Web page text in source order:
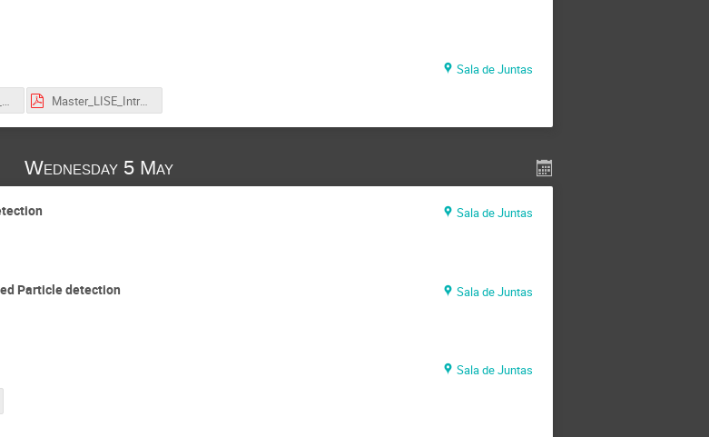
Sala de Juntas
LIse_guide_final_2021.pdf Master_LISE_Intro_2021.pdf
Wednesday 5 May
Sala de Juntas
Particle detection
Sala de Juntas
Sala de Juntas